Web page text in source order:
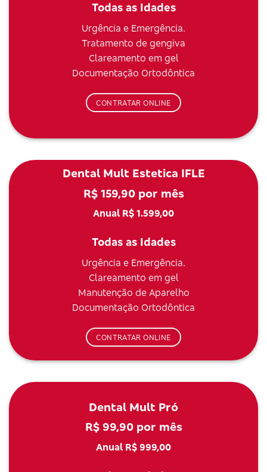
Todas as Idades
Urgência e Emergência.
Tratamento de gengiva
Clareamento em gel
Documentação Ortodôntica
CONTRATAR ONLINE
Dental Mult Estetica IFLE
R$ 159,90 por mês
Anual R$ 1.599,00
Todas as Idades
Urgência e Emergência.
Clareamento em gel
Manutenção de Aparelho
Documentação Ortodôntica
CONTRATAR ONLINE
Dental Mult Pró
R$ 99,90 por mês
Anual R$ 999,00